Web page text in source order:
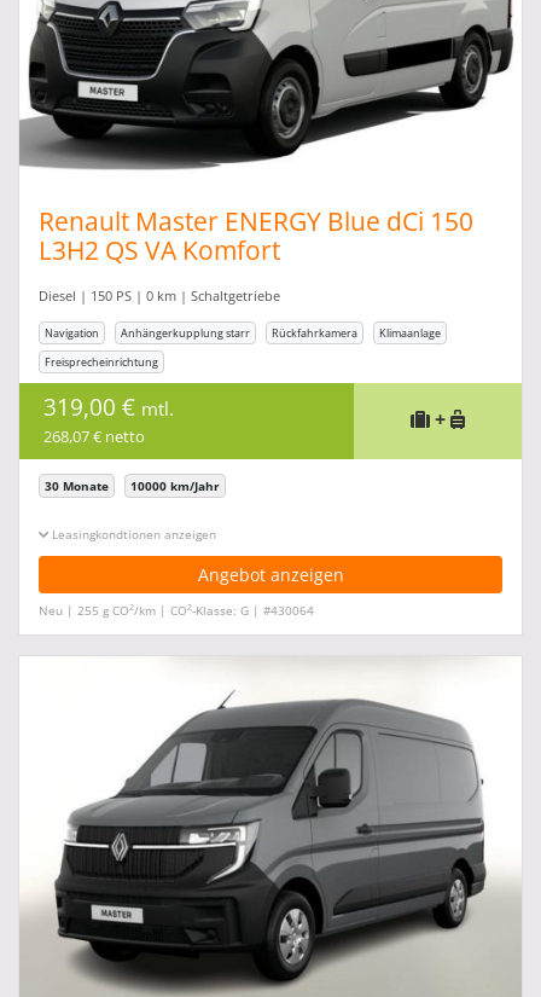
Renault Master ENERGY Blue dCi 150
L3H2 QS VA Komfort
Diesel | 150 PS | 0 km | Schaltgetriebe
Navigation Anhängerkupplung starr Rückfahrkamera
Klimaanlage
Freisprecheinrichtung
319,00 € mtl.
268,07 € netto
+
30 Monate 10000 km/Jahr
Leasingkonditionen ein-/ausblenden
Angebot anzeigen
Neu | 255 g CO2/km | CO2-Klasse: G | #430064